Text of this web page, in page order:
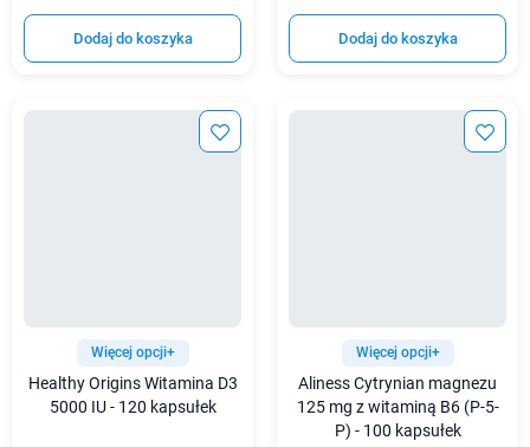
Dodaj do koszyka Dodaj do koszyka
Więcej opcji+
Healthy Origins Witamina D3
5000 IU - 120 kapsułek
Więcej opcji+
Aliness Cytrynian magnezu
125 mg z witaminą B6 (P-5-
P) - 100 kapsułek